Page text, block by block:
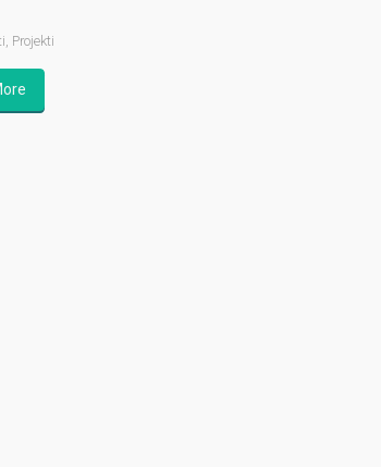
, Projekti